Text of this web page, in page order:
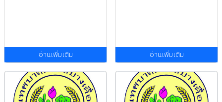
อ่านเพิ่มเติม อ่านเพิ่มเติม